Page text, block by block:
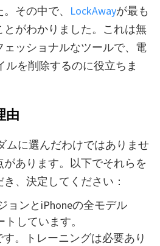
その中で、 LockAwayが最も
とがわかりました。これは無
ッショナルなツールで、電
ルを削除するのに役立ちま
由
ムに選んだわけではありませ
あります。以下でそれらを
、決定してください：
ョンとiPhoneの全モデル
トしています。
。トレーニングは必要あり